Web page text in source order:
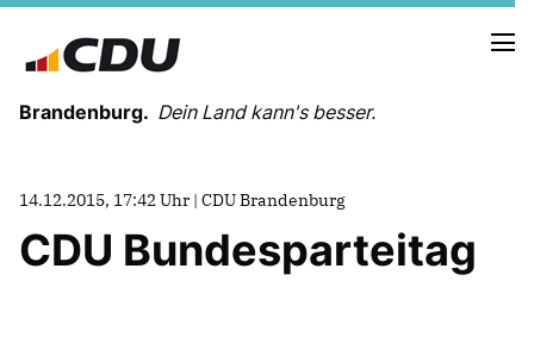
Brandenburg. Dein Land kann's besser.
MELDUNGEN
14.12.2015, 17:42 Uhr | CDU Brandenburg
CDU Bundesparteitag